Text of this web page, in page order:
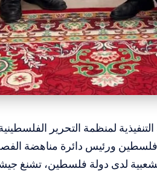
لمنظمة التحرير
ورئيس دائرة مناهضة الفصل
لدى دولة فلسطين، تشنغ